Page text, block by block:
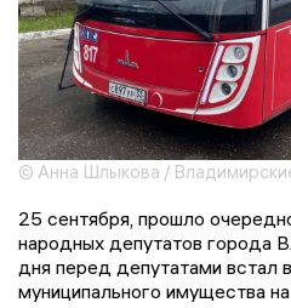
© Анна Шлыкова /
25 сентября, прошло
народных депутатов города
дня перед депутатами встал
муниципального имущества